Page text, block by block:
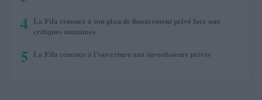
4 La Fifa renonce à son plan de financement privé face aux
critiques unanimes
5 La Fifa renonce à l’ouverture aux investisseurs privés